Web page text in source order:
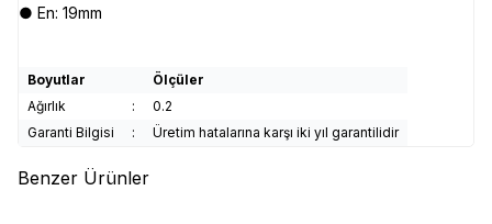
● En: 19mm
Boyutlar
Ölçüler
Ağırlık
:
0.2
Garanti Bilgisi
: Üretim hatalarına karşı iki yıl garantilidir
Benzer Ürünler